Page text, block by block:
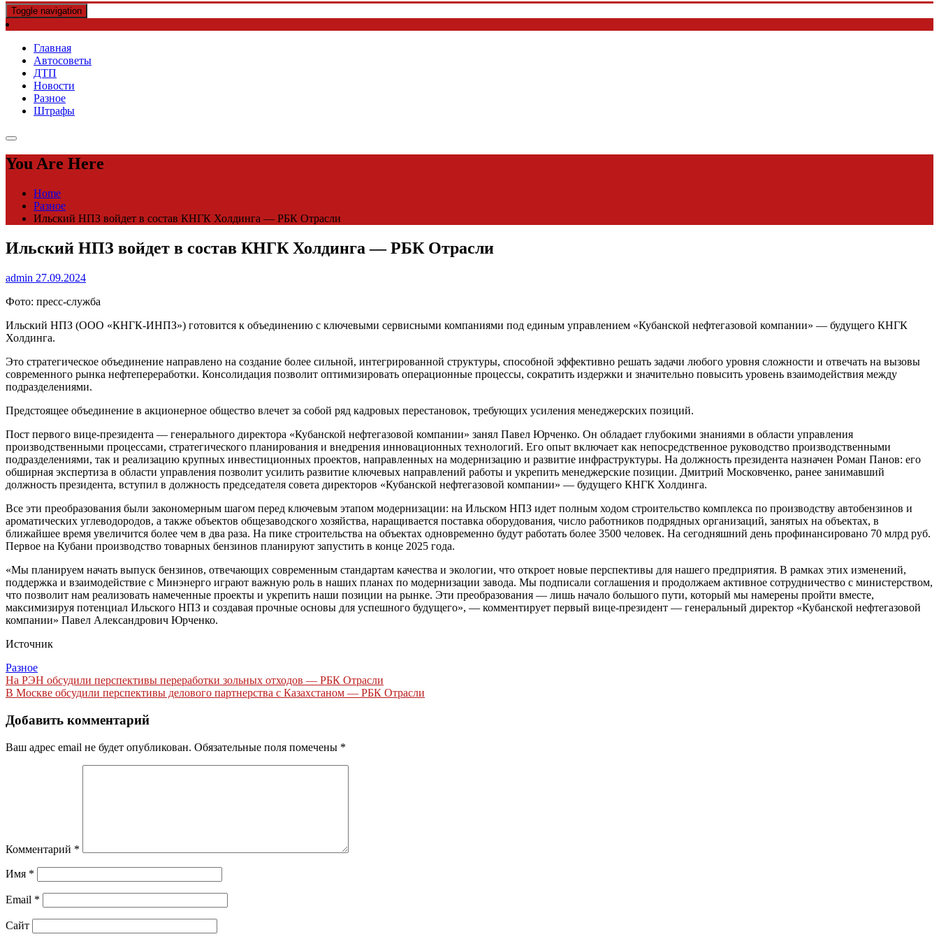
Toggle navigation
Главная
Автосоветы
ДТП
Новости
Разное
Штрафы
You Are Here
Home
Разное
Ильский НПЗ войдет в состав КНГК Холдинга — РБК Отрасли
Ильский НПЗ войдет в состав КНГК Холдинга — РБК Отрасли
admin 27.09.2024
Фото: пресс-служба
Ильский НПЗ (ООО «КНГК-ИНПЗ») готовится к объединению с ключевыми сервисными компаниями под единым управлением «Кубанской нефтегазовой компании» — будущего КНГК
Холдинга.
Это стратегическое объединение направлено на создание более сильной, интегрированной структуры, способной эффективно решать задачи любого уровня сложности и отвечать на вызовы
современного рынка нефтепереработки. Консолидация позволит оптимизировать операционные процессы, сократить издержки и значительно повысить уровень взаимодействия между
подразделениями.
Предстоящее объединение в акционерное общество влечет за собой ряд кадровых перестановок, требующих усиления менеджерских позиций.
Пост первого вице-президента — генерального директора «Кубанской нефтегазовой компании» занял Павел Юрченко. Он обладает глубокими знаниями в области управления
производственными процессами, стратегического планирования и внедрения инновационных технологий. Его опыт включает как непосредственное руководство производственными
подразделениями, так и реализацию крупных инвестиционных проектов, направленных на модернизацию и развитие инфраструктуры. На должность президента назначен Роман Панов: его
обширная экспертиза в области управления позволит усилить развитие ключевых направлений работы и укрепить менеджерские позиции. Дмитрий Московченко, ранее занимавший
должность президента, вступил в должность председателя совета директоров «Кубанской нефтегазовой компании» — будущего КНГК Холдинга.
Все эти преобразования были закономерным шагом перед ключевым этапом модернизации: на Ильском НПЗ идет полным ходом строительство комплекса по производству автобензинов и
ароматических углеводородов, а также объектов общезаводского хозяйства, наращивается поставка оборудования, число работников подрядных организаций, занятых на объектах, в
ближайшее время увеличится более чем в два раза. На пике строительства на объектах одновременно будут работать более 3500 человек. На сегодняшний день профинансировано 70 млрд руб.
Первое на Кубани производство товарных бензинов планируют запустить в конце 2025 года.
«Мы планируем начать выпуск бензинов, отвечающих современным стандартам качества и экологии, что откроет новые перспективы для нашего предприятия. В рамках этих изменений,
поддержка и взаимодействие с Минэнерго играют важную роль в наших планах по модернизации завода. Мы подписали соглашения и продолжаем активное сотрудничество с министерством,
что позволит нам реализовать намеченные проекты и укрепить наши позиции на рынке. Эти преобразования — лишь начало большого пути, который мы намерены пройти вместе,
максимизируя потенциал Ильского НПЗ и создавая прочные основы для успешного будущего», — комментирует первый вице-президент — генеральный директор «Кубанской нефтегазовой
компании» Павел Александрович Юрченко.
Источник
Разное
Навигация
по
записям
На РЭН обсудили перспективы переработки зольных отходов — РБК Отрасли
В Москве обсудили перспективы делового партнерства с Казахстаном — РБК Отрасли
Добавить комментарий
Ваш адрес email не будет опубликован. Обязательные поля помечены *
Комментарий *
Имя *
Email *
Сайт